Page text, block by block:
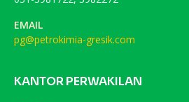
EMAIL
pg@petrokimia-gresik.com
KANTOR PERWAKILAN